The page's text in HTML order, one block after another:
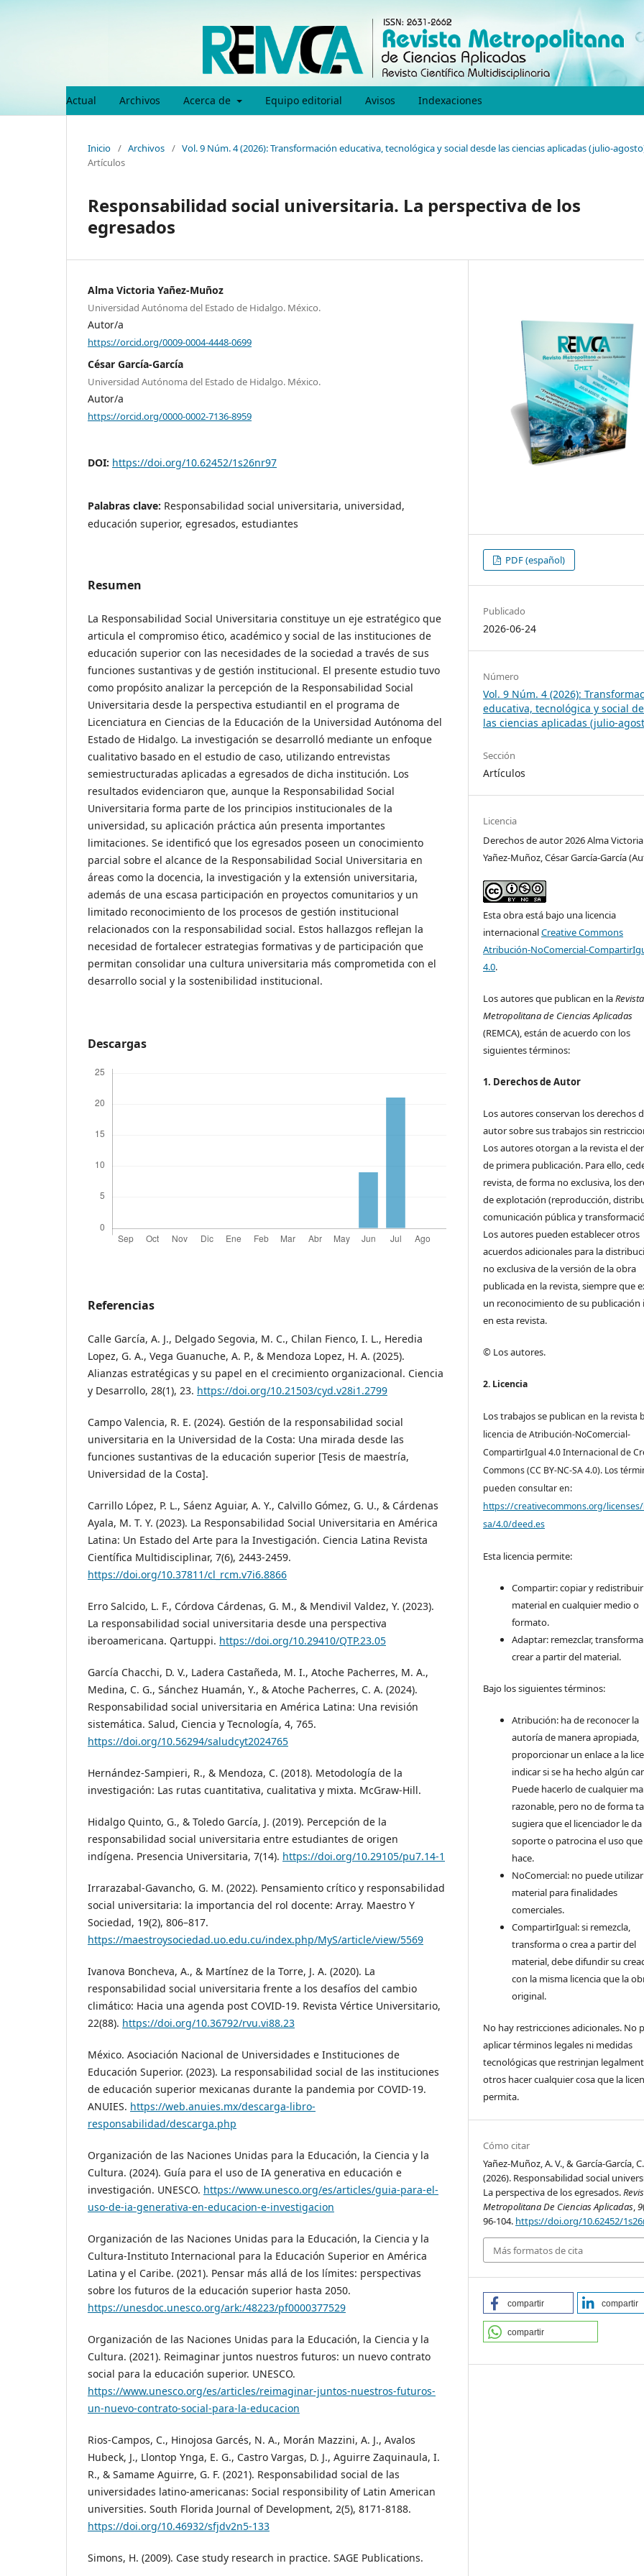
Actual Archivos Acerca de Equipo editorial Avisos Indexaciones
Inicio / Archivos / Vol. 9 Núm. 4 (2026): Transformación educativa, tecnológica y social desde las ciencias aplicadas (julio-
Artículos
Responsabilidad social universitaria. La perspectiva de los
egresados
Alma Victoria Yañez-Muñoz
Universidad Autónoma del Estado de Hidalgo. México.
Autor/a
https://orcid.org/0009-0004-4448-0699
César García-García
Universidad Autónoma del Estado de Hidalgo. México.
Autor/a
https://orcid.org/0000-0002-7136-8959
DOI: https://doi.org/10.62452/1s26nr97
Palabras clave: Responsabilidad social universitaria, universidad,
educación superior, egresados, estudiantes
Resumen
La Responsabilidad Social Universitaria constituye un eje estratégico que
articula el compromiso ético, académico y social de las instituciones de
educación superior con las necesidades de la sociedad a través de sus
funciones sustantivas y de gestión institucional. El presente estudio tuvo
como propósito analizar la percepción de la Responsabilidad Social
Universitaria desde la perspectiva estudiantil en el programa de
Licenciatura en Ciencias de la Educación de la Universidad Autónoma del
Estado de Hidalgo. La investigación se desarrolló mediante un enfoque
cualitativo basado en el estudio de caso, utilizando entrevistas
semiestructuradas aplicadas a egresados de dicha institución. Los
resultados evidenciaron que, aunque la Responsabilidad Social
Universitaria forma parte de los principios institucionales de la
universidad, su aplicación práctica aún presenta importantes
limitaciones. Se identificó que los egresados poseen un conocimiento
parcial sobre el alcance de la Responsabilidad Social Universitaria en
áreas como la docencia, la investigación y la extensión universitaria,
además de una escasa participación en proyectos comunitarios y un
limitado reconocimiento de los procesos de gestión institucional
relacionados con la responsabilidad social. Estos hallazgos reflejan la
necesidad de fortalecer estrategias formativas y de participación que
permitan consolidar una cultura universitaria más comprometida con el
desarrollo social y la sostenibilidad institucional.
Descargas
Referencias
Calle García, A. J., Delgado Segovia, M. C., Chilan Fienco, I. L., Heredia
Lopez, G. A., Vega Guanuche, A. P., & Mendoza Lopez, H. A. (2025).
Alianzas estratégicas y su papel en el crecimiento organizacional. Ciencia
y Desarrollo, 28(1), 23. https://doi.org/10.21503/cyd.v28i1.2799
Campo Valencia, R. E. (2024). Gestión de la responsabilidad social
universitaria en la Universidad de la Costa: Una mirada desde las
funciones sustantivas de la educación superior [Tesis de maestría,
Universidad de la Costa].
Carrillo López, P. L., Sáenz Aguiar, A. Y., Calvillo Gómez, G. U., & Cárdenas
Ayala, M. T. Y. (2023). La Responsabilidad Social Universitaria en América
Latina: Un Estado del Arte para la Investigación. Ciencia Latina Revista
Científica Multidisciplinar, 7(6), 2443-2459.
https://doi.org/10.37811/cl_rcm.v7i6.8866
Erro Salcido, L. F., Córdova Cárdenas, G. M., & Mendivil Valdez, Y. (2023).
La responsabilidad social universitaria desde una perspectiva
iberoamericana. Qartuppi. https://doi.org/10.29410/QTP.23.05
García Chacchi, D. V., Ladera Castañeda, M. I., Atoche Pacherres, M. A.,
Medina, C. G., Sánchez Huamán, Y., & Atoche Pacherres, C. A. (2024).
Responsabilidad social universitaria en América Latina: Una revisión
sistemática. Salud, Ciencia y Tecnología, 4, 765.
https://doi.org/10.56294/saludcyt2024765
Hernández-Sampieri, R., & Mendoza, C. (2018). Metodología de la
investigación: Las rutas cuantitativa, cualitativa y mixta. McGraw-Hill.
Hidalgo Quinto, G., & Toledo García, J. (2019). Percepción de la
responsabilidad social universitaria entre estudiantes de origen
indígena. Presencia Universitaria, 7(14). https://doi.org/10.29105/pu7.14-1
Irrarazabal-Gavancho, G. M. (2022). Pensamiento crítico y responsabilidad
social universitaria: la importancia del rol docente: Array. Maestro Y
Sociedad, 19(2), 806–817.
https://maestroysociedad.uo.edu.cu/index.php/MyS/article/view/5569
Ivanova Boncheva, A., & Martínez de la Torre, J. A. (2020). La
responsabilidad social universitaria frente a los desafíos del cambio
climático: Hacia una agenda post COVID-19. Revista Vértice Universitario,
22(88). https://doi.org/10.36792/rvu.vi88.23
México. Asociación Nacional de Universidades e Instituciones de
Educación Superior. (2023). La responsabilidad social de las instituciones
de educación superior mexicanas durante la pandemia por COVID-19.
ANUIES. https://web.anuies.mx/descarga-libro-
responsabilidad/descarga.php
Organización de las Naciones Unidas para la Educación, la Ciencia y la
Cultura. (2024). Guía para el uso de IA generativa en educación e
investigación. UNESCO. https://www.unesco.org/es/articles/guia-para-el-
uso-de-ia-generativa-en-educacion-e-investigacion
Organización de las Naciones Unidas para la Educación, la Ciencia y la
Cultura-Instituto Internacional para la Educación Superior en América
Latina y el Caribe. (2021). Pensar más allá de los límites: perspectivas
sobre los futuros de la educación superior hasta 2050.
https://unesdoc.unesco.org/ark:/48223/pf0000377529
Organización de las Naciones Unidas para la Educación, la Ciencia y la
Cultura. (2021). Reimaginar juntos nuestros futuros: un nuevo contrato
social para la educación superior. UNESCO.
https://www.unesco.org/es/articles/reimaginar-juntos-nuestros-futuros-
un-nuevo-contrato-social-para-la-educacion
Rios-Campos, C., Hinojosa Garcés, N. A., Morán Mazzini, A. J., Avalos
Hubeck, J., Llontop Ynga, E. G., Castro Vargas, D. J., Aguirre Zaquinaula, I.
R., & Samame Aguirre, G. F. (2021). Responsabilidad social de las
universidades latino-americanas: Social responsibility of Latin American
universities. South Florida Journal of Development, 2(5), 8171-8188.
https://doi.org/10.46932/sfjdv2n5-133
Simons, H. (2009). Case study research in practice. SAGE Publications.
PDF (español)
Publicado
2026-06-24
Número
Vol. 9 Núm. 4 (2026):
educativa, tecnológica y social
las ciencias aplicadas (julio-
Sección
Artículos
Licencia
Derechos de autor 2026 Alma Victoria
Yañez-Muñoz, César García-García
Esta obra está bajo una licencia
internacionalCreative Commons
Atribución-NoComercial-
4.0.
Los autores que publican en laRevista
Metropolitana de Ciencias Aplicadas
(REMCA), están de acuerdo con los
siguientes términos:
1. Derechos de Autor
Los autores conservan los derechos
autor sobre sus trabajos sin
Los autores otorgan a la revista el
de primera publicación. Para ello,
revista, de forma no exclusiva, los
de explotación (reproducción,
comunicación pública y
Los autores pueden establecer otros
acuerdos adicionales para la
no exclusiva de la versión de la obra
publicada en la revista, siempre que
un reconocimiento de su publicación
en esta revista.
© Los autores.
2. Licencia
Los trabajos se publican en la revista
licencia de Atribución-NoComercial-
CompartirIgual 4.0 Internacional de
Commons (CC BY-NC-SA 4.0). Los
pueden consultar en:
https://creativecommons.org/
sa/4.0/deed.es
Esta licencia permite:
Compartir: copiar y
material en cualquier medio o
formato.
Adaptar: remezclar,
crear a partir del material.
Bajo los siguientes términos:
Atribución: ha de reconocer la
autoría de manera apropiada,
proporcionar un enlace a la
indicar si se ha hecho algún
Puede hacerlo de cualquier
razonable, pero no de forma
sugiera que el licenciador le da
soporte o patrocina el uso que
hace.
NoComercial: no puede
material para finalidades
comerciales.
CompartirIgual: si remezcla,
transforma o crea a partir del
material, debe difundir su
con la misma licencia que la
original.
No hay restricciones adicionales. No
aplicar términos legales ni medidas
tecnológicas que restrinjan
otros hacer cualquier cosa que la
permita.
Cómo citar
Yañez-Muñoz, A. V., & García-García, C.
(2026). Responsabilidad social
La perspectiva de los egresados.
Metropolitana De Ciencias Aplicadas,9
96-104. https://doi.org/10.62452/
Más formatos de cita
compartir compartir
compartir